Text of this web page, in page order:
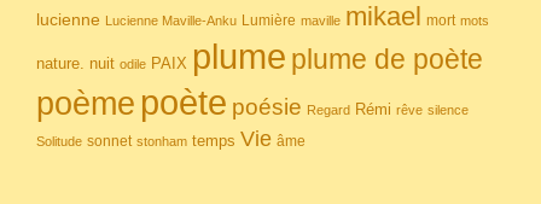
lucienne Lucienne Maville-Anku Lumière maville mikael mort mots
nature. nuit odile PAIX plume plume de poète
poème poète poésie Regard Rémi rêve silence
Solitude sonnet stonham temps Vie âme